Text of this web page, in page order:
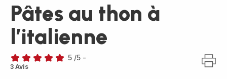
Pâtes au thon à
l’italienne
Avis
5 /5 -
3 Avis